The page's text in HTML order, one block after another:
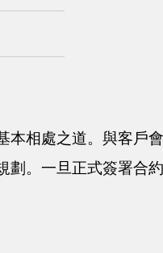
本相處之道。與客戶
劃。一旦正式簽署合